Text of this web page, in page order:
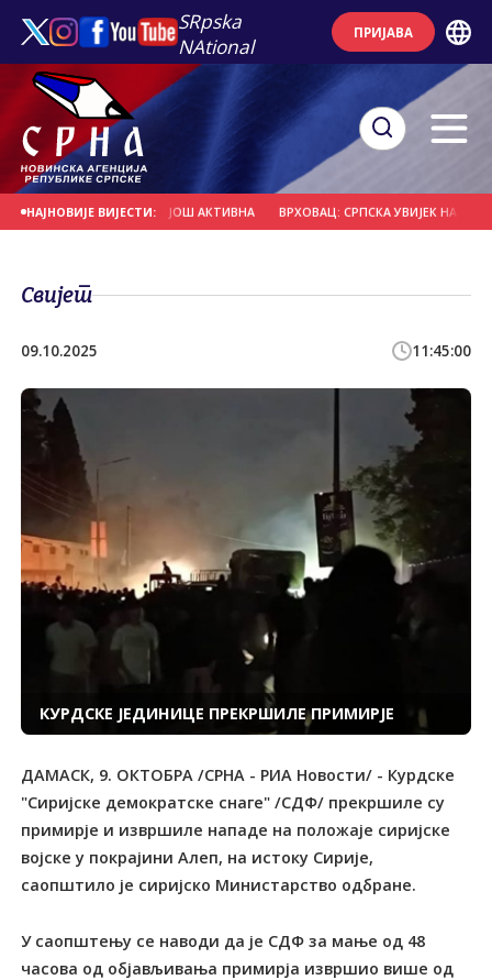
SRpska
NAtional
ПРИЈАВА
НАЈНОВИЈЕ ВИЈЕСТИ:
25 ПОЖАРА, ДВА ЈОШ АКТИВНА ВРХОВАЦ: СРПСКА УВИЈЕК НА ПРВОМ
Свијет
09.10.2025 11:45:00
КУРДСКЕ ЈЕДИНИЦЕ ПРЕКРШИЛЕ ПРИМИРЈЕ
ДАМАСК, 9. ОКТОБРА /СРНА - РИА Новости/ - Курдске
"Сиријске демократске снаге" /СДФ/ прекршиле су
примирје и извршиле нападе на положаје сиријске
војске у покрајини Алеп, на истоку Сирије,
саопштило је сиријско Министарство одбране.
У саопштењу се наводи да је СДФ за мање од 48
часова од објављивања примирја извршио више од